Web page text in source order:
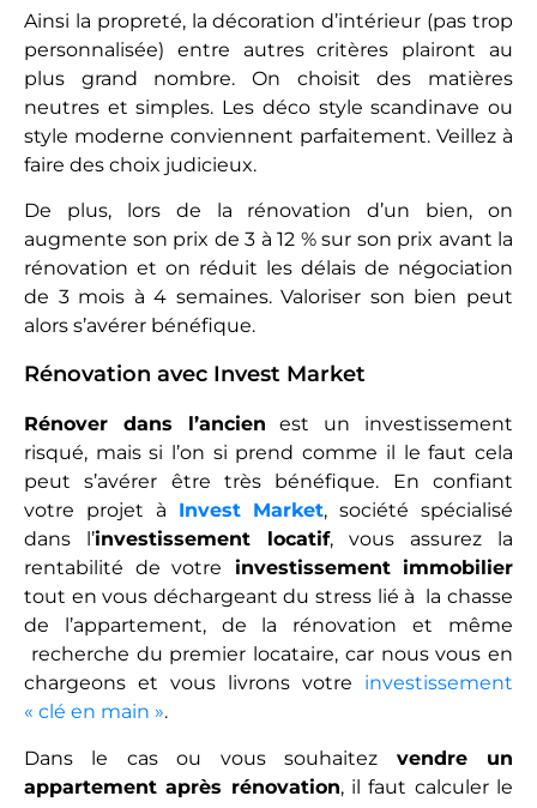
Ainsi la propreté, la décoration d’intérieur (pas trop
personnalisée) entre autres critères plairont au
plus grand nombre. On choisit des matières
neutres et simples. Les déco style scandinave ou
style moderne conviennent parfaitement. Veillez à
faire des choix judicieux.
De plus, lors de la rénovation d’un bien, on
augmente son prix de 3 à 12 % sur son prix avant la
rénovation et on réduit les délais de négociation
de 3 mois à 4 semaines. Valoriser son bien peut
alors s’avérer bénéfique.
Rénovation avec Invest Market
Rénover dans l’ancien est un investissement
risqué, mais si l’on si prend comme il le faut cela
peut s’avérer être très bénéfique. En confiant
votre projet à Invest Market, société spécialisé
dans l’investissement locatif, vous assurez la
rentabilité de votre investissement immobilier
tout en vous déchargeant du stress lié à la chasse
de l’appartement, de la rénovation et même
recherche du premier locataire, car nous vous en
chargeons et vous livrons votre investissement
« clé en main ».
Dans le cas ou vous souhaitez vendre un
appartement après rénovation, il faut calculer le